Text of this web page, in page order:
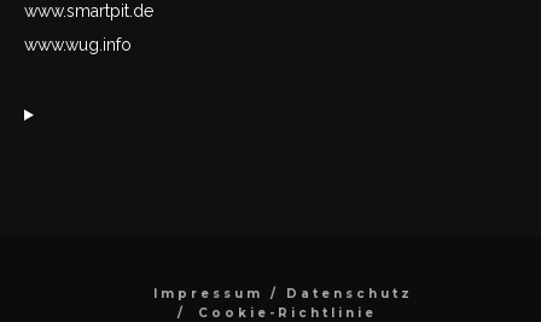
www.smartpit.de
www.wug.info
Impressum / Datenschutz
Cookie-Richtlinie